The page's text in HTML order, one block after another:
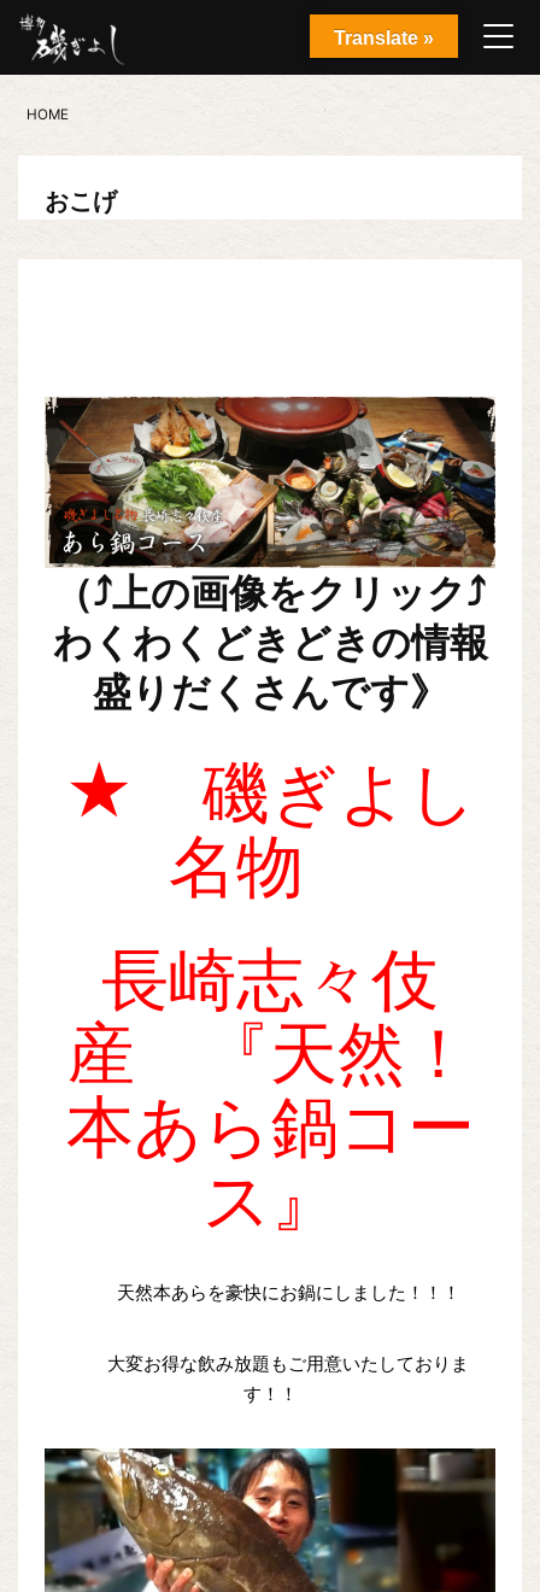
HOME
おこげ
（⤴上の画像をクリック⤴
わくわくどきどきの情報
盛りだくさんです》
★ 磯ぎよし
名物
長崎志々伎
産 『天然！
本あら鍋コー
ス』
天然本あらを豪快にお鍋にしました！！！
大変お得な飲み放題もご用意いたしておりま
す！！
Translate »